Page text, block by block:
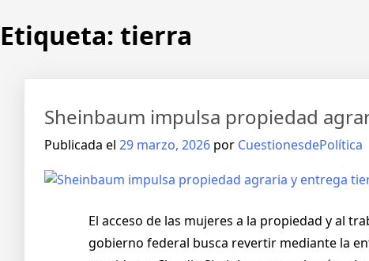
Etiqueta: tierra
Sheinbaum impulsa propiedad
Publicada el 29 marzo, 2026 por CuestionesdePolítica
El acceso de las mujeres a la propiedad y al
gobierno federal busca revertir mediante la